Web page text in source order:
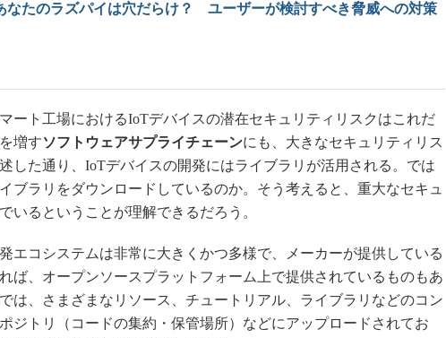
なたのラズパイは穴だらけ？ ユーザーが検討すべき脅威への対策
ート工場におけるIoTデバイスの潜在セキュリティリスクはこれだ
増すソフトウェアサプライチェーンにも、大きなセキュリティリス
した通り、IoTデバイスの開発にはライブラリが活用される。では
ブラリをダウンロードしているのか。そう考えると、重大なセキュ
いるということが理解できるだろう。
エコシステムは非常に大きくかつ多様で、メーカーが提供している
ば、オープンソースプラットフォーム上で提供されているものもあ
は、さまざまなリソース、チュートリアル、ライブラリなどのコン
ジトリ（コードの集約・保管場所）などにアップロードされてお